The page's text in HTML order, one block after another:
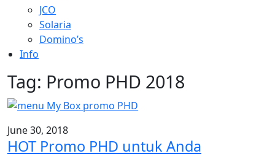
JCO
Solaria
Domino’s
Info
Tag: Promo PHD 2018
June 30, 2018
HOT Promo PHD untuk Anda